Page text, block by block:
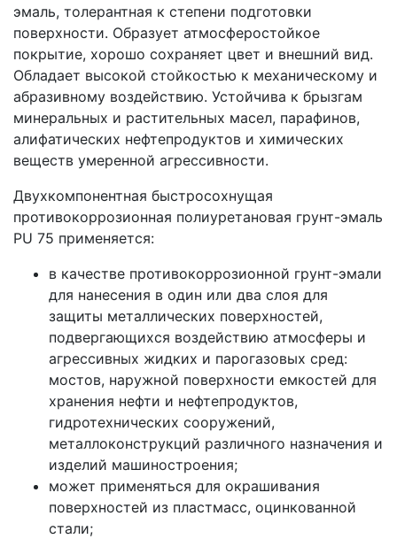
эмаль, толерантная к степени подготовки
поверхности. Образует атмосферостойкое
покрытие, хорошо сохраняет цвет и внешний вид.
Обладает высокой стойкостью к механическому и
абразивному воздействию. Устойчива к брызгам
минеральных и растительных масел, парафинов,
алифатических нефтепродуктов и химических
веществ умеренной агрессивности.
Двухкомпонентная быстросохнущая
противокоррозионная полиуретановая грунт-эмаль
PU 75 применяется:
в качестве противокоррозионной грунт-эмали
для нанесения в один или два слоя для
защиты металлических поверхностей,
подвергающихся воздействию атмосферы и
агрессивных жидких и парогазовых сред:
мостов, наружной поверхности емкостей для
хранения нефти и нефтепродуктов,
гидротехнических сооружений,
металлоконструкций различного назначения и
изделий машиностроения;
может применяться для окрашивания
поверхностей из пластмасс, оцинкованной
стали;